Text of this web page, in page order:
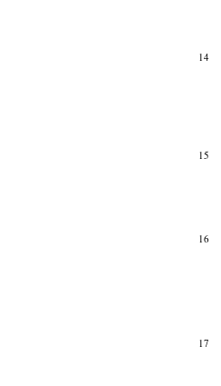
14
15
16
17